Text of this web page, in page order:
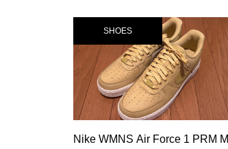
SHOES
Nike WMNS Air Force 1 PRM M